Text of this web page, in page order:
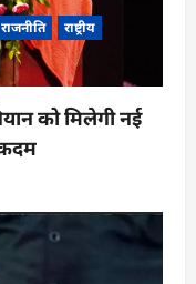
राजनीति
राष्ट्रीय
को मिलेगी नई